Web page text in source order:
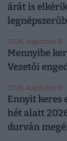
árát is
2026. augusztus 8.
Mennyibe
Vezetői
2026. augusztus 8.
Ennyit keres
hét alatt
durván